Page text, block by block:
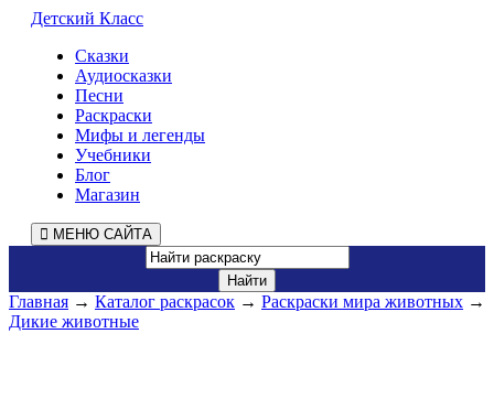
Детский Класс
Сказки
Аудиосказки
Песни
Раскраски
Мифы и легенды
Учебники
Блог
Магазин
МЕНЮ САЙТА
Главная → Каталог раскрасок → Раскраски мира животных →
Дикие животные